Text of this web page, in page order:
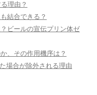
理由？
結合できる？
ビールの宣伝プリン体ゼ
、その作用機序は？
場合が除外される理由